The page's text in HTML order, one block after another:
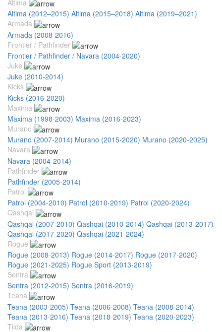
Altima
Altima (2012–2015) Altima (2015–2018) Altima (2019–2021)
Armada
Armada (2008-2016)
Frontier / Pathfinder
Frontier / Pathfinder / Navara (2004-2020)
Juke
Juke (2010-2014)
Kicks
Kicks (2016-2020)
Maxima
Maxima (1998-2003) Maxima (2016-2023)
Murano
Murano (2007-2014) Murano (2015-2020) Murano (2020-2025)
Navara
Navara (2004-2014)
Pathfinder
Pathfinder (2005-2014)
Patrol
Patrol (2004-2010) Patrol (2010-2019) Patrol (2020-2024)
Qashqai
Qashqai (2007-2010) Qashqai (2010-2014) Qashqai (2013-2017)
Qashqai (2017-2020) Qashqai (2021-2024)
Rogue
Rogue (2008-2013) Rogue (2014-2017) Rogue (2017-2020)
Rogue (2021-2025) Rogue Sport (2013-2019)
Sentra
Sentra (2012-2015) Sentra (2016-2019)
Teana
Teana (2003-2005) Teana (2006-2008) Teana (2008-2014)
Teana (2013-2016) Teana (2018-2019) Teana (2020-2023)
Tiida